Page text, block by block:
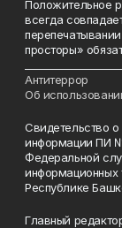
Положительное
всегда
просторы»
Антитеррор
Об
Свидетельство
информации ПИ
Федеральной
информационных
Республике
Главный